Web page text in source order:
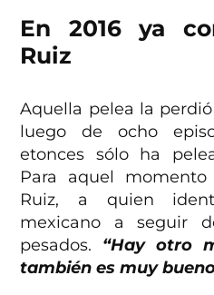
En 2016 ya
Ruiz
Aquella pelea la
luego de ocho
etonces sólo ha
Para aquel
Ruiz, a quien
mexicano a seguir
pesados. “Hay otro
también es muy